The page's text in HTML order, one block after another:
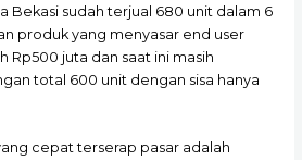
Bekasi sudah terjual 680 unit dalam 6
produk yang menyasar end user
Rp500 juta dan saat ini masih
total 600 unit dengan sisa hanya
cepat terserap pasar adalah